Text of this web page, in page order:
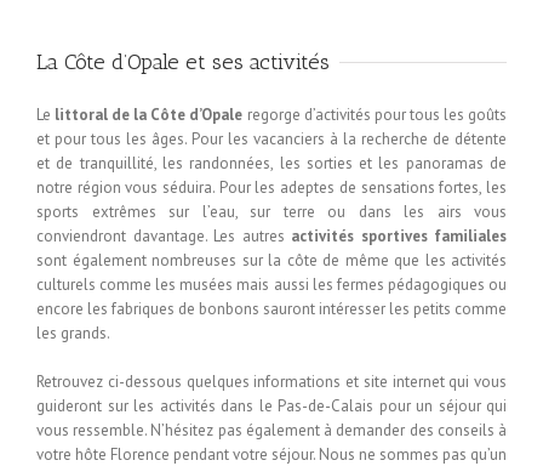
La Côte d’Opale et ses activités
Le littoral de la Côte d’Opale regorge d’activités pour tous les goûts
et pour tous les âges. Pour les vacanciers à la recherche de détente
et de tranquillité, les randonnées, les sorties et les panoramas de
notre région vous séduira. Pour les adeptes de sensations fortes, les
sports extrêmes sur l’eau, sur terre ou dans les airs vous
conviendront davantage. Les autres activités sportives familiales
sont également nombreuses sur la côte de même que les activités
culturels comme les musées mais aussi les fermes pédagogiques ou
encore les fabriques de bonbons sauront intéresser les petits comme
les grands.
Retrouvez ci-dessous quelques informations et site internet qui vous
guideront sur les activités dans le Pas-de-Calais pour un séjour qui
vous ressemble. N’hésitez pas également à demander des conseils à
votre hôte Florence pendant votre séjour. Nous ne sommes pas qu’un